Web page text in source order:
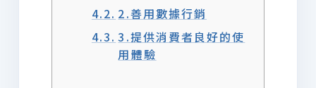
2.善用數據行銷
3.提供消費者良好的使
用體驗